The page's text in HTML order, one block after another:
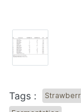
Tags :